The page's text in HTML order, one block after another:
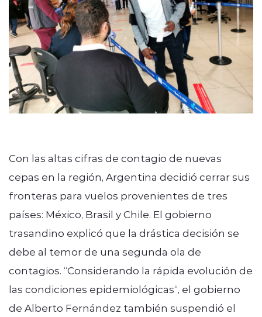
Con las altas cifras de contagio de nuevas
cepas en la región, Argentina decidió cerrar sus
fronteras para vuelos provenientes de tres
países: México, Brasil y Chile. El gobierno
trasandino explicó que la drástica decisión se
debe al temor de una segunda ola de
contagios. “Considerando la rápida evolución de
las condiciones epidemiológicas“, el gobierno
de Alberto Fernández también suspendió el